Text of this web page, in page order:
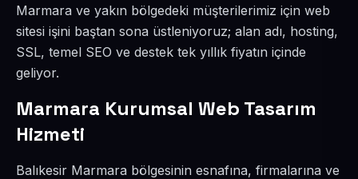
Marmara ve yakın bölgedeki müşterilerimiz için web
sitesi işini baştan sona üstleniyoruz; alan adı, hosting,
SSL, temel SEO ve destek tek yıllık fiyatın içinde
geliyor.
Marmara Kurumsal Web Tasarım
Hizmeti
Balıkesir Marmara bölgesinin esnafına, firmalarına ve